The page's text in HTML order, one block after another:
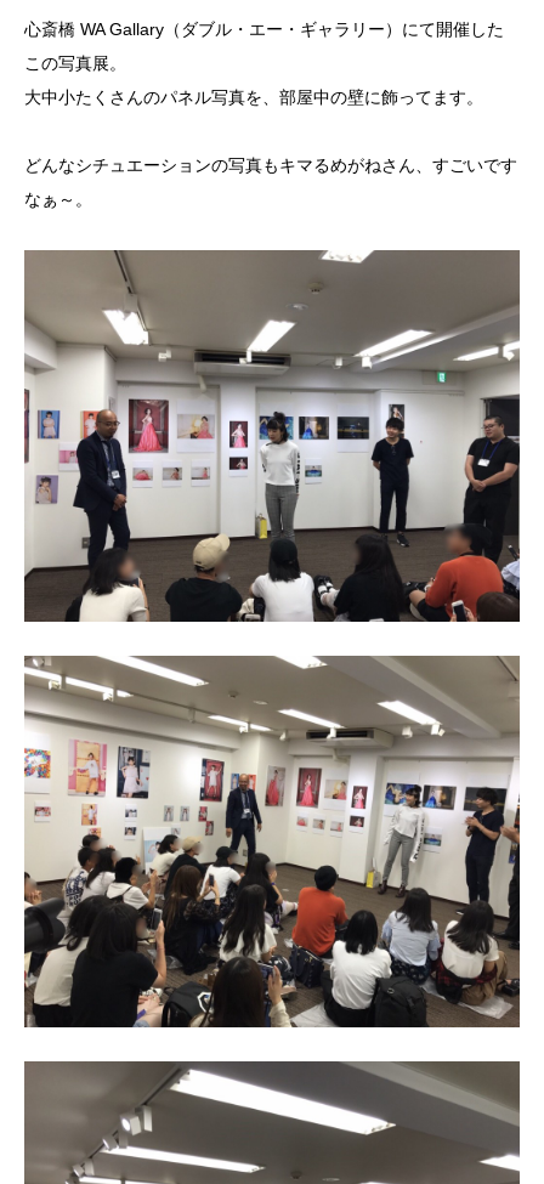
心斎橋 WA Gallary（ダブル・エー・ギャラリー）にて開催した
この写真展。
大中小たくさんのパネル写真を、部屋中の壁に飾ってます。
どんなシチュエーションの写真もキマるめがねさん、すごいです
なぁ～。